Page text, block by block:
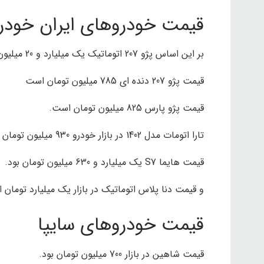
قیمت خودروهای ایران
بر این اساس پژو 207 اتوماتیک یک میلیارد و 20 میلیون تومان است.
قیمت پژو 207 دنده ای 785 میلیون تومان است
قیمت پژو پارس 825 میلیون تومان است.
تارا اتومات مدل 1402 در بازار خودرو 930 میلیون تومان بود
قیمت هایما S7 یک میلیارد و 630 میلیون تومان بود.
و قیمت دنا پلاس اتوماتیک در بازار یک میلیارد
قیمت خودروهای سایپا
قیمت شاهین در بازار 700 میلیون تومان بود.